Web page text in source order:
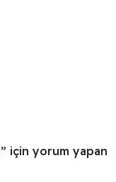
için yorum yapan